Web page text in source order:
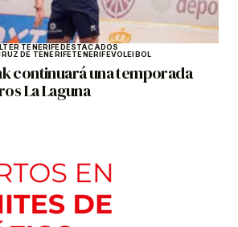
TENERIFE DESTACADOS
DE TENERIFETENERIFEVOLEIBOL
continuará una temporada
La Laguna